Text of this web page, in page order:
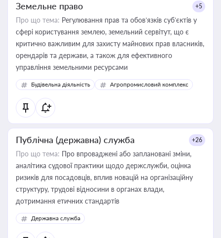
Земельне право +5
Про що тема: Регулювання прав та обов’язків суб’єктів у
сфері користування землею, земельний сервітут, що є
критично важливим для захисту майнових прав власників,
орендарів та держави, а також для ефективного
управління земельними ресурсами
Будівельна діяльність Агропромисловий комплекс
Публічна (державна) служба +26
Про що тема: Про впроваджені або заплановані зміни,
аналітика судової практики щодо держслужби, оцінка
ризиків для посадовців, вплив новацій на організаційну
структуру, трудові відносини в органах влади,
дотримання етичних стандартів
Державна служба